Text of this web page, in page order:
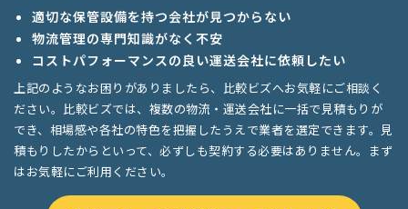
適切な保管設備を持つ会社が見つからない
物流管理の専門知識がなく不安
コストパフォーマンスの良い運送会社に依頼したい
上記のようなお困りがありましたら、比較ビズへお気軽にご相談く
ださい。比較ビズでは、複数の物流・運送会社に一括で見積もりが
でき、相場感や各社の特色を把握したうえで業者を選定できます。見
積もりしたからといって、必ずしも契約する必要はありません。まず
はお気軽にご利用ください。